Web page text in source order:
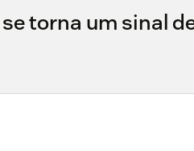
torna um sinal